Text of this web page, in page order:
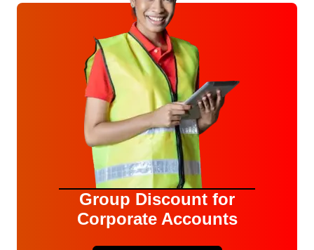
Group Discount for
Corporate Accounts